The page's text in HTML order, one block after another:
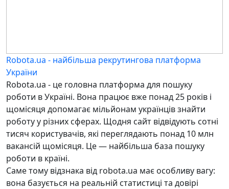
Robota.ua - найбільша рекрутингова платформа
України
Robota.ua - це головна платформа для пошуку
роботи в Україні. Вона працює вже понад 25 років і
щомісяця допомагає мільйонам українців знайти
роботу у різних сферах. Щодня сайт відвідують сотні
тисяч користувачів, які переглядають понад 10 млн
вакансій щомісяця. Це — найбільша база пошуку
роботи в країні.
Саме тому відзнака від robota.ua має особливу вагу:
вона базується на реальній статистиці та довірі